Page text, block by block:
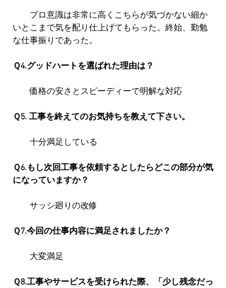
プロ意識は非常に高くこちらが気づかない細か
いとこまで気を配り仕上げてもらった。終始、勤勉
な仕事振りであった。
Ｑ4.グッドハートを選ばれた理由は？
価格の安さとスピーディーで明解な対応
Ｑ5. 工事を終えてのお気持ちを教えて下さい。
十分満足している
Ｑ6.もし次回工事を依頼するとしたらどこの部分が気
になっていますか？
サッシ廻りの改修
Ｑ7.今回の仕事内容に満足されましたか？
大変満足
Ｑ8.工事やサービスを受けられた際、「少し残念だっ